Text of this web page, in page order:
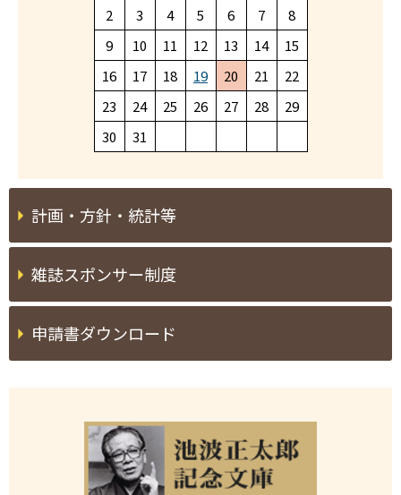
2
3 4 5 6 7
8
9
10 11 12 13 14
15
16
17 18 19 20 21
22
23
24 25 26 27 28
29
30
31
計画・方針・統計等
雑誌スポンサー制度
申請書ダウンロード